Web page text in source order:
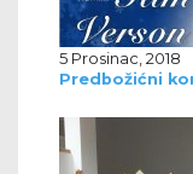
5 Prosinac, 2018
Predbožićni